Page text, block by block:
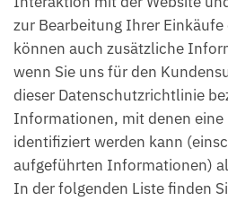
zur Bearbeitung Ihrer
können auch zusätzliche
wenn Sie uns für den
dieser Datenschutzrichtlinie
Informationen, mit denen eine
identifiziert werden kann
aufgeführten Informationen)
In der folgenden Liste finden